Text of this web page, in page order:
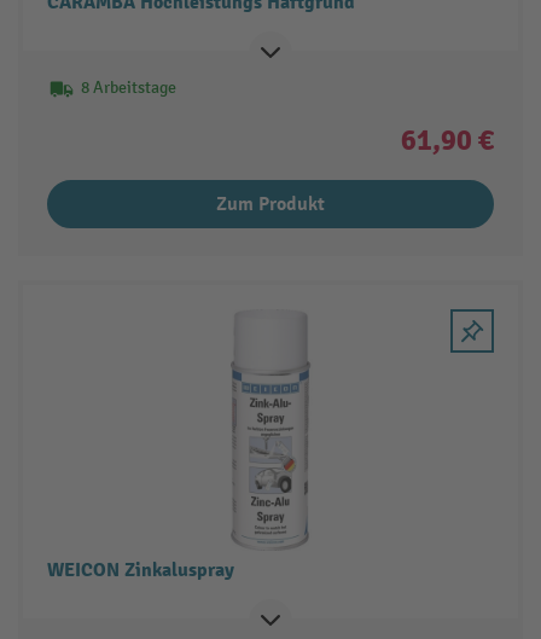
8 Arbeitstage
61,90 €
Zum Produkt
WEICON Zinkaluspray